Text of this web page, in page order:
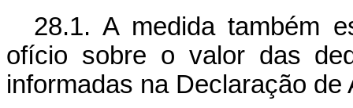
28.1. A medida também
ofício sobre o valor das
informadas na Declaração de